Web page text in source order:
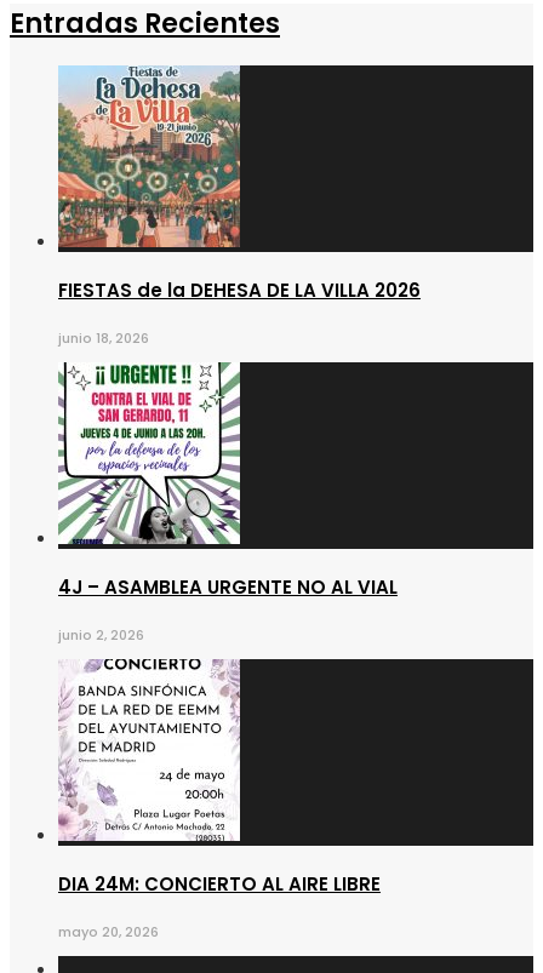
Entradas Recientes
FIESTAS de la DEHESA DE LA VILLA 2026
junio 18, 2026
4J – ASAMBLEA URGENTE NO AL VIAL
junio 2, 2026
DIA 24M: CONCIERTO AL AIRE LIBRE
mayo 20, 2026